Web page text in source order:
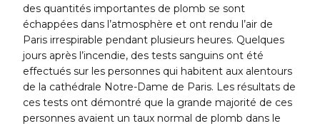
des quantités importantes de plomb se sont
échappées dans l’atmosphère et ont rendu l’air de
Paris irrespirable pendant plusieurs heures. Quelques
jours après l’incendie, des tests sanguins ont été
effectués sur les personnes qui habitent aux alentours
de la cathédrale Notre-Dame de Paris. Les résultats de
ces tests ont démontré que la grande majorité de ces
personnes avaient un taux normal de plomb dans le